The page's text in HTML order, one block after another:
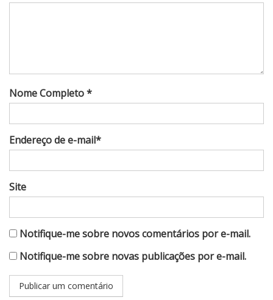
Nome Completo *
Endereço de e-mail*
Site
Notifique-me sobre novos comentários por e-mail.
Notifique-me sobre novas publicações por e-mail.